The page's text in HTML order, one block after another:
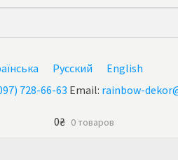
Русский
English
728-66-63 Email: rainbow-
0₴ 0 товаров